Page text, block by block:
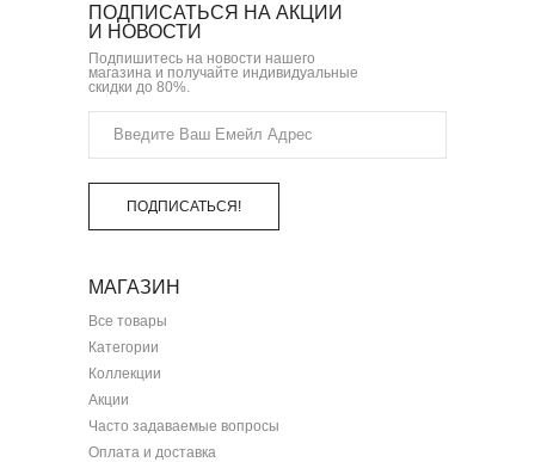
ПОДПИСАТЬСЯ НА АКЦИИ
И НОВОСТИ
Подпишитесь на новости нашего
магазина и получайте индивидуальные
скидки до 80%.
ПОДПИСАТЬСЯ!
МАГАЗИН
Все товары
Категории
Коллекции
Акции
Часто задаваемые вопросы
Оплата и доставка